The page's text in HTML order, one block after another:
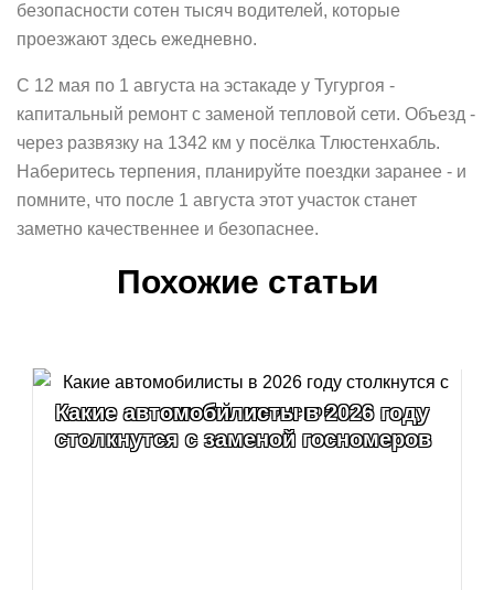
безопасности сотен тысяч водителей, которые
проезжают здесь ежедневно.
С 12 мая по 1 августа на эстакаде у Тугургоя -
капитальный ремонт с заменой тепловой сети. Объезд -
через развязку на 1342 км у посёлка Тлюстенхабль.
Наберитесь терпения, планируйте поездки заранее - и
помните, что после 1 августа этот участок станет
заметно качественнее и безопаснее.
Похожие статьи
Какие автомобилисты в 2026 году
столкнутся с заменой госномеров